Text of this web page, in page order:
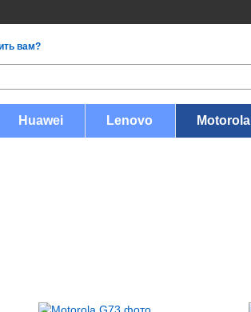
вам?
Huawei Lenovo Motorola